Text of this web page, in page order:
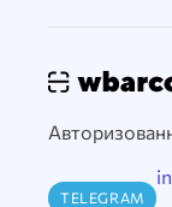
TELEGRAM